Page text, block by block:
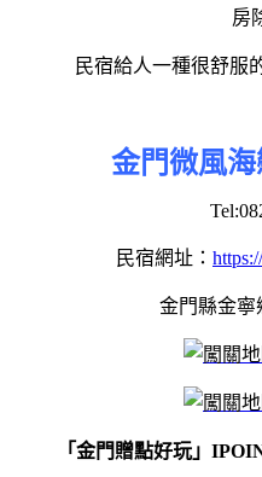
房
民宿給人一種很舒服
金門微風
民宿網址：
金門縣金寧
「金門贈點好玩」